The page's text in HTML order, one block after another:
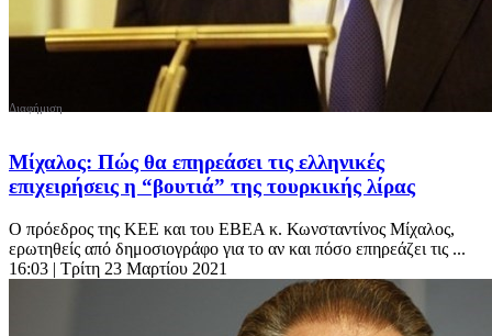
Μίχαλος: Πώς θα επηρεάσει τις ελληνικές
επιχειρήσεις η “βουτιά” της τουρκικής λίρας
Ο πρόεδρος της ΚΕΕ και του ΕΒΕΑ κ. Κωνσταντίνος Μίχαλος,
ερωτηθείς από δημοσιογράφο για το αν και πόσο επηρεάζει τις ...
16:03 | Τρίτη 23 Μαρτίου 2021